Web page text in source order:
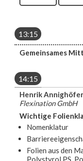
13:15
Gemeinsames
14:15
Henrik Annighöfer
Flexination GmbH
Wichtige
Nomenklatur
Folien aus den
Polystyrol PS,